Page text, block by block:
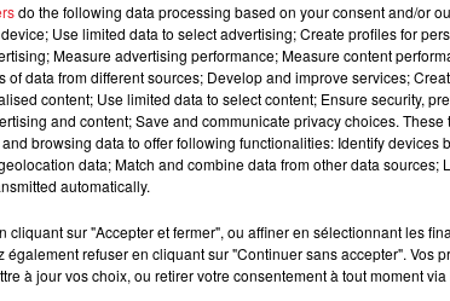
d'orgasme...
femmes de 8 pays différents (France,
ce qu'il en était de leur satisfaction sexuelle.
atteindre le nirvana au lit... Ce qui place la France
Pour en ajouter une couche : 37% des femmes
ce qui est le plus faible score. 31% des
plus, 25% de nos chères françaises n'ont pas eu
do the following data processing based on your consent and/or
Use limited data to select advertising; Create profiles for
Measure advertising performance; Measure content
of data from different sources; Develop and improve services;
content; Use limited data to select content; Ensure security,
and content; Save and communicate privacy choices.
browsing data to offer following functionalities: Identify devices
data; Match and combine data from other data sources;
automatically.
cliquant sur "Accepter et fermer", ou affiner en sélectionnant les
également refuser en cliquant sur "Continuer sans accepter". Vos
à jour vos choix, ou retirer votre consentement à tout moment